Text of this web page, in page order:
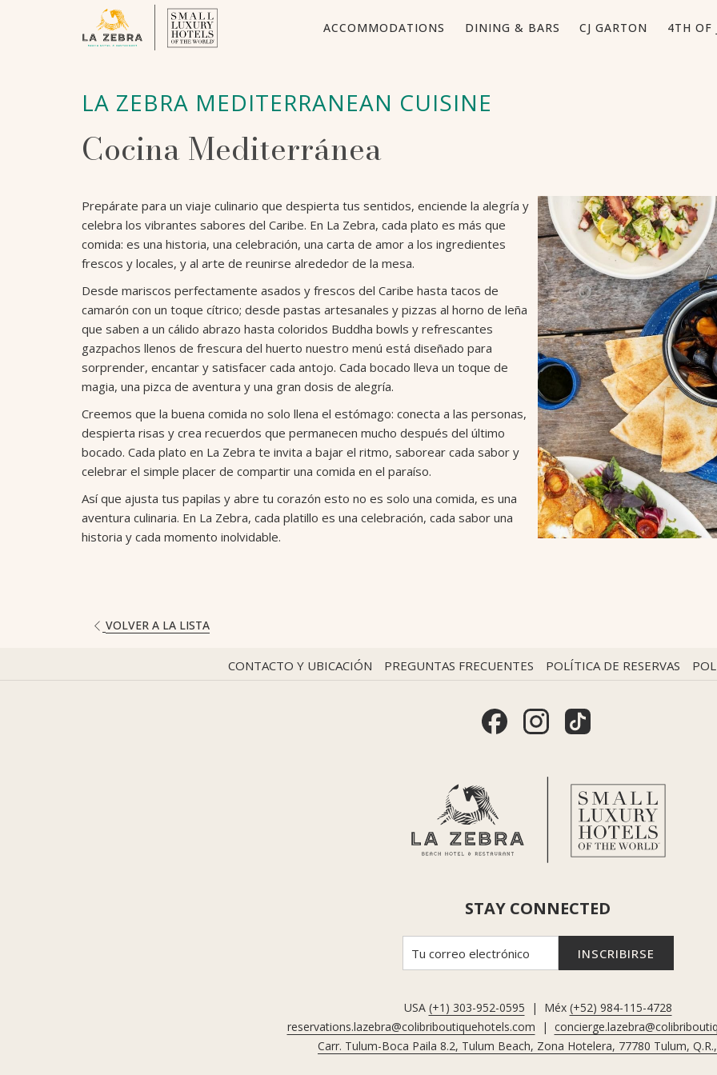
ACCOMMODATIONS DINING & BARS CJ GARTON 4TH OF
LA ZEBRA MEDITERRANEAN CUISINE
Cocina Mediterránea
Prepárate para un viaje culinario que despierta tus sentidos, enciende la alegría y
celebra los vibrantes sabores del Caribe. En La Zebra, cada plato es más que
comida: es una historia, una celebración, una carta de amor a los ingredientes
frescos y locales, y al arte de reunirse alrededor de la mesa.
Desde mariscos perfectamente asados y frescos del Caribe hasta tacos de
camarón con un toque cítrico; desde pastas artesanales y pizzas al horno de leña
que saben a un cálido abrazo hasta coloridos Buddha bowls y refrescantes
gazpachos llenos de frescura del huerto nuestro menú está diseñado para
sorprender, encantar y satisfacer cada antojo. Cada bocado lleva un toque de
magia, una pizca de aventura y una gran dosis de alegría.
Creemos que la buena comida no solo llena el estómago: conecta a las personas,
despierta risas y crea recuerdos que permanecen mucho después del último
bocado. Cada plato en La Zebra te invita a bajar el ritmo, saborear cada sabor y
celebrar el simple placer de compartir una comida en el paraíso.
Así que ajusta tus papilas y abre tu corazón esto no es solo una comida, es una
aventura culinaria. En La Zebra, cada platillo es una celebración, cada sabor una
historia y cada momento inolvidable.
VOLVER A LA LISTA
UNA
NUEVA
CONTACTO Y UBICACIÓN PREGUNTAS FRECUENTES POLÍTICA DE RESERVAS
STAY CONNECTED
INSCRIBIRSE
USA (+1) 303-952-0595 | Méx (+52) 984-115-4728
reservations.lazebra@colibriboutiquehotels.com |
Carr. Tulum-Boca Paila 8.2, Tulum Beach, Zona Hotelera, 77780 Tulum,